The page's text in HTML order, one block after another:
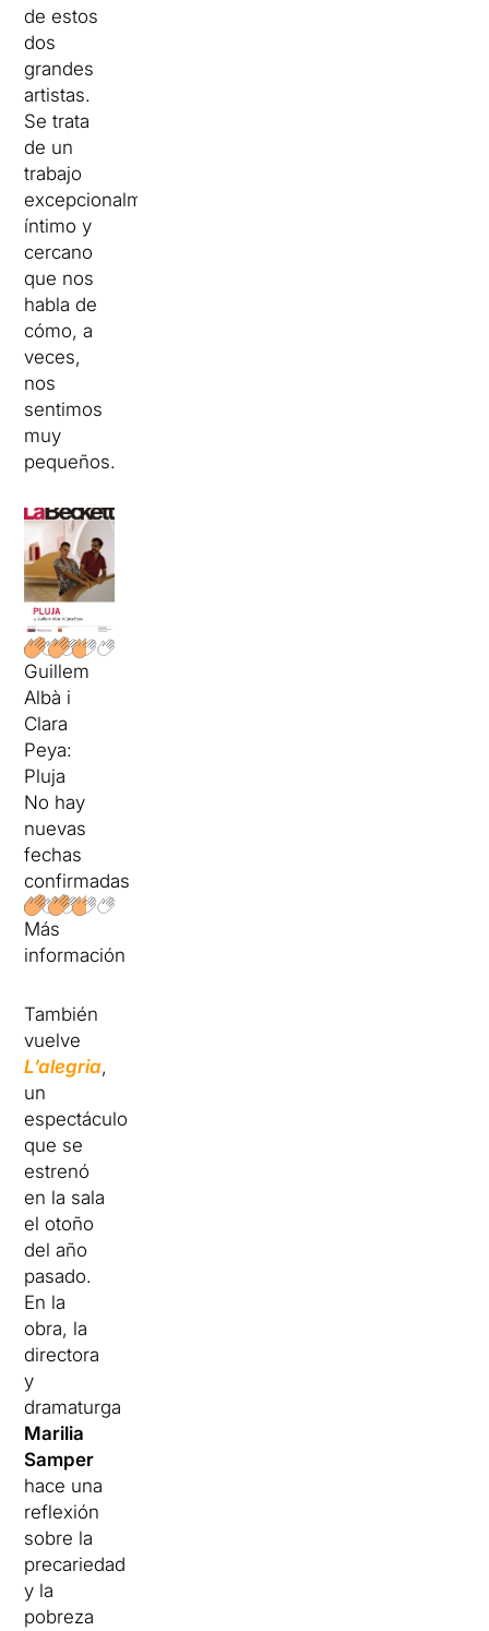
de estos
dos
grandes
artistas.
Se trata
de un
trabajo
excepcionalmente
íntimo y
cercano
que nos
habla de
cómo, a
veces,
nos
sentimos
muy
pequeños.
Guillem
Albà i
Clara
Peya:
Pluja
No hay
nuevas
fechas
confirmadas
Más
información
También
vuelve
L’alegria,
un
espectáculo
que se
estrenó
en la sala
el otoño
del año
pasado.
En la
obra, la
directora
y
dramaturga
Marilia
Samper
hace una
reflexión
sobre la
precariedad
y la
pobreza